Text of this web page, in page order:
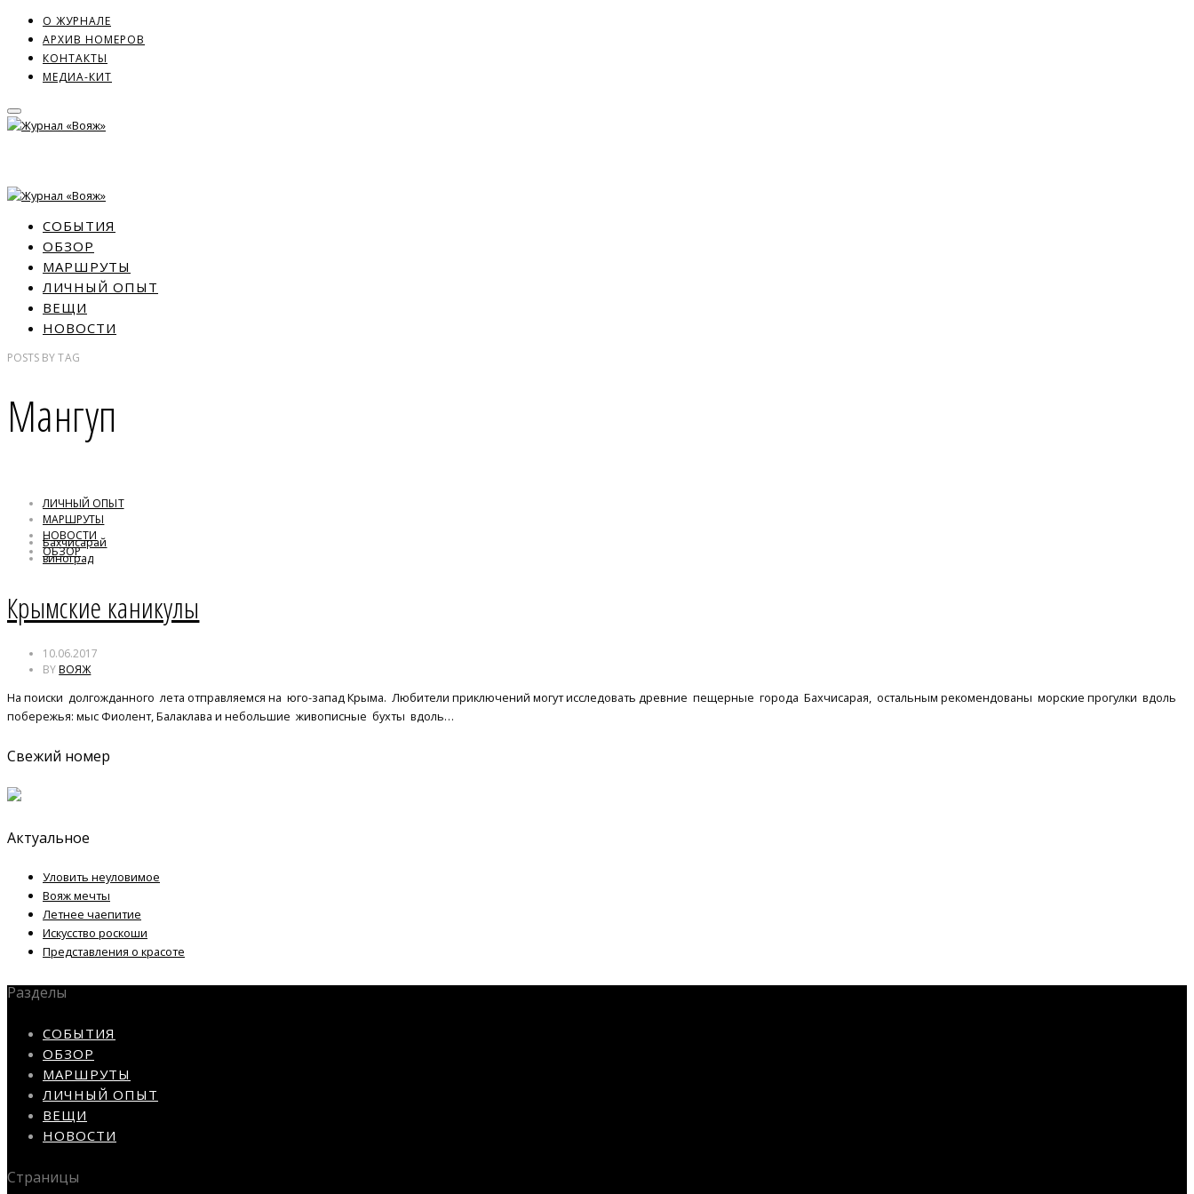
О ЖУРНАЛЕ
АРХИВ НОМЕРОВ
КОНТАКТЫ
МЕДИА-КИТ
СОБЫТИЯ
ОБЗОР
МАРШРУТЫ
ЛИЧНЫЙ ОПЫТ
ВЕЩИ
НОВОСТИ
POSTS BYTAG
Мангуп
ЛИЧНЫЙ ОПЫТ
МАРШРУТЫ
НОВОСТИ
ОБЗОР
Бахчисарай
виноград
Крымские каникулы
10.06.2017
BYВОЯЖ
На поиски долгожданного лета отправляемся на юго-запад Крыма. Любители приключений могут исследовать древние пещерные города Бахчисарая, остальным рекомендованы морские прогулки вдоль
побережья: мыс Фиолент, Балаклава и небольшие живописные бухты вдоль…
Свежий номер
Актуальное
Уловить неуловимое
Вояж мечты
Летнее чаепитие
Искусство роскоши
Представления о красоте
Разделы
СОБЫТИЯ
ОБЗОР
МАРШРУТЫ
ЛИЧНЫЙ ОПЫТ
ВЕЩИ
НОВОСТИ
Страницы